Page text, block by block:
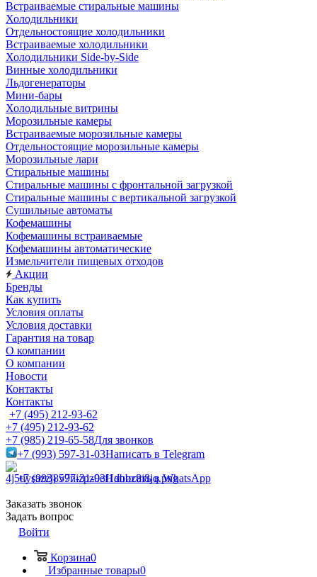
Встраиваемые стиральные машины
Холодильники
Отдельностоящие холодильники
Встраиваемые холодильники
Холодильники Side-by-Side
Винные холодильники
Льдогенераторы
Мини-бары
Холодильные витрины
Морозильные камеры
Встраиваемые морозильные камеры
Отдельностоящие морозильные камеры
Морозильные лари
Стиральные машины
Стиральные машины с фронтальной загрузкой
Стиральные машины с вертикальной загрузкой
Сушильные автоматы
Кофемашины
Кофемашины встраиваемые
Кофемашины автоматические
Измельчители пищевых отходов
Акции
Бренды
Как купить
Условия оплаты
Условия доставки
Гарантия на товар
О компании
О компании
Новости
Контакты
Контакты
+7 (495) 212-93-62
+7 (495) 212-93-62
+7 (985) 219-65-58Для звонков
+7 (993) 597-31-03Написать в Telegram
+7 (993) 597-31-03Написать в WhatsApp
Заказать звонок
Задать вопрос
Войти
Корзина0
Избранные товары0